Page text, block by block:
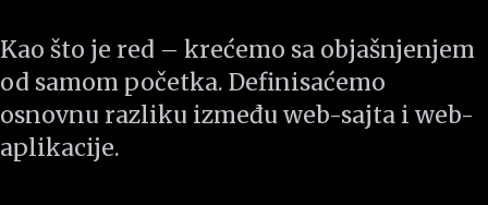
Kao što je red – krećemo sa objašnjenjem
od samom početka. Definisaćemo
osnovnu razliku između web-sajta i web-
aplikacije.